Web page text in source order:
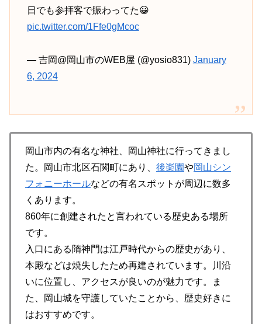
日でも参拝客で賑わってた😀
pic.twitter.com/1Ffe0gMcoc
— 吉岡@岡山市のWEB屋 (@yosio831) January
6, 2024
岡山市内の有名な神社、岡山神社に行ってきまし
た。岡山市北区石関町にあり、 後楽園や岡山シン
フォニーホールなどの有名スポットが周辺に数多
くあります。
860年に創建されたと言われている歴史ある場所
です。
入口にある隋神門は江戸時代からの歴史があり、
本殿などは焼失したため再建されています。川沿
いに位置し、アクセスが良いのが魅力です。ま
た、岡山城を守護していたことから、歴史好きに
はおすすめです。